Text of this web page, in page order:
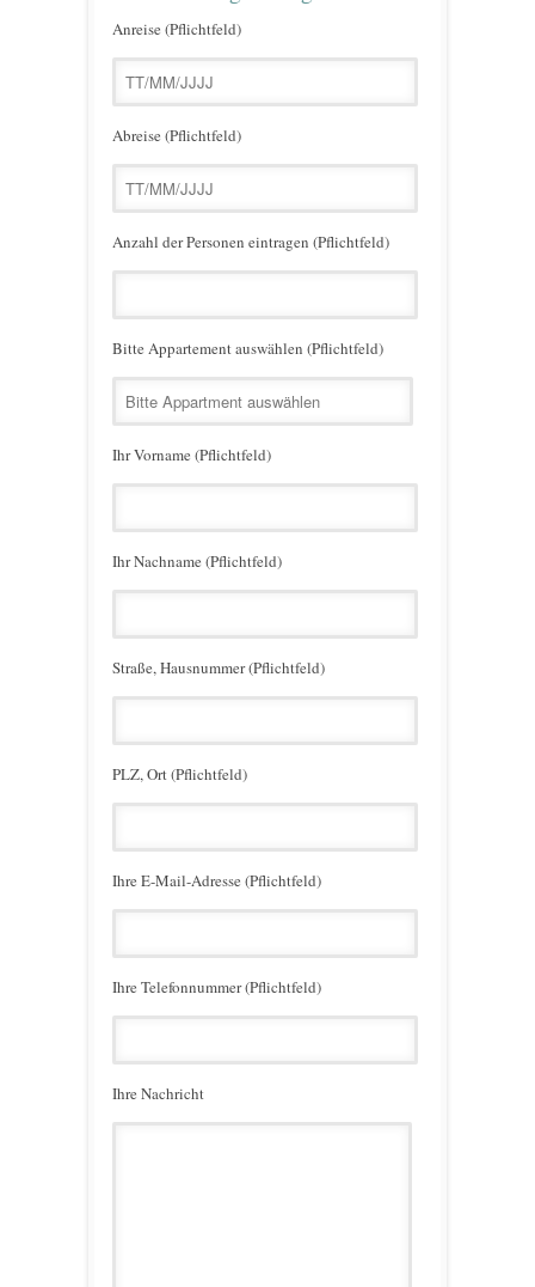
Anreise (Pflichtfeld)
Abreise (Pflichtfeld)
Anzahl der Personen eintragen (Pflichtfeld)
Bitte Appartement auswählen (Pflichtfeld)
Ihr Vorname (Pflichtfeld)
Ihr Nachname (Pflichtfeld)
Straße, Hausnummer (Pflichtfeld)
PLZ, Ort (Pflichtfeld)
Ihre E-Mail-Adresse (Pflichtfeld)
Ihre Telefonnummer (Pflichtfeld)
Ihre Nachricht